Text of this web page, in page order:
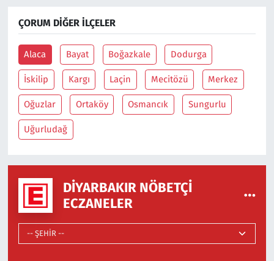
ÇORUM DIĞER İLÇELER
Alaca Bayat Boğazkale Dodurga
İskilip Kargı Laçin Mecitözü Merkez
Oğuzlar Ortaköy Osmancık Sungurlu
Uğurludağ
DIYARBAKIR NÖBETÇI
ECZANELER